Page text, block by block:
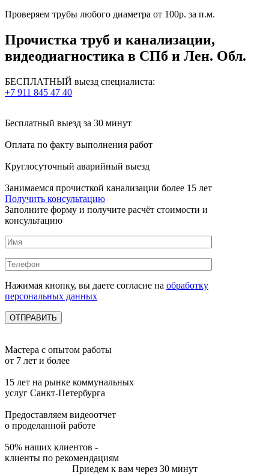
Проверяем трубы любого диаметра от 100р. за п.м.
Прочистка труб и канализации,
видеодиагностика в СПб и Лен. Обл.
БЕСПЛАТНЫЙ выезд специалиста:
+7 911 845 47 40
Бесплатный выезд за 30 минут
Оплата по факту выполнения работ
Круглосуточный аварийный выезд
Занимаемся прочисткой канализации более 15 лет
Получить консультацию
Заполните форму и получите расчёт стоимости и
консультацию
Нажимая кнопку, вы даете согласие на обработку
персональных данных
Мастера с опытом работы
от 7 лет и более
15 лет на рынке коммунальных
услуг Санкт-Петербурга
Предоставляем видеоотчет
о проделанной работе
50% наших клиентов -
клиенты по рекомендациям
Приедем к вам через 30 минут